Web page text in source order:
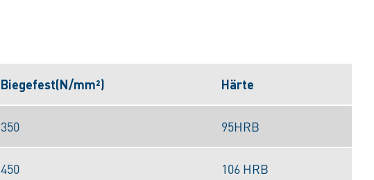
Biegefest(N/mm²) Härte
350 95HRB
450 106 HRB